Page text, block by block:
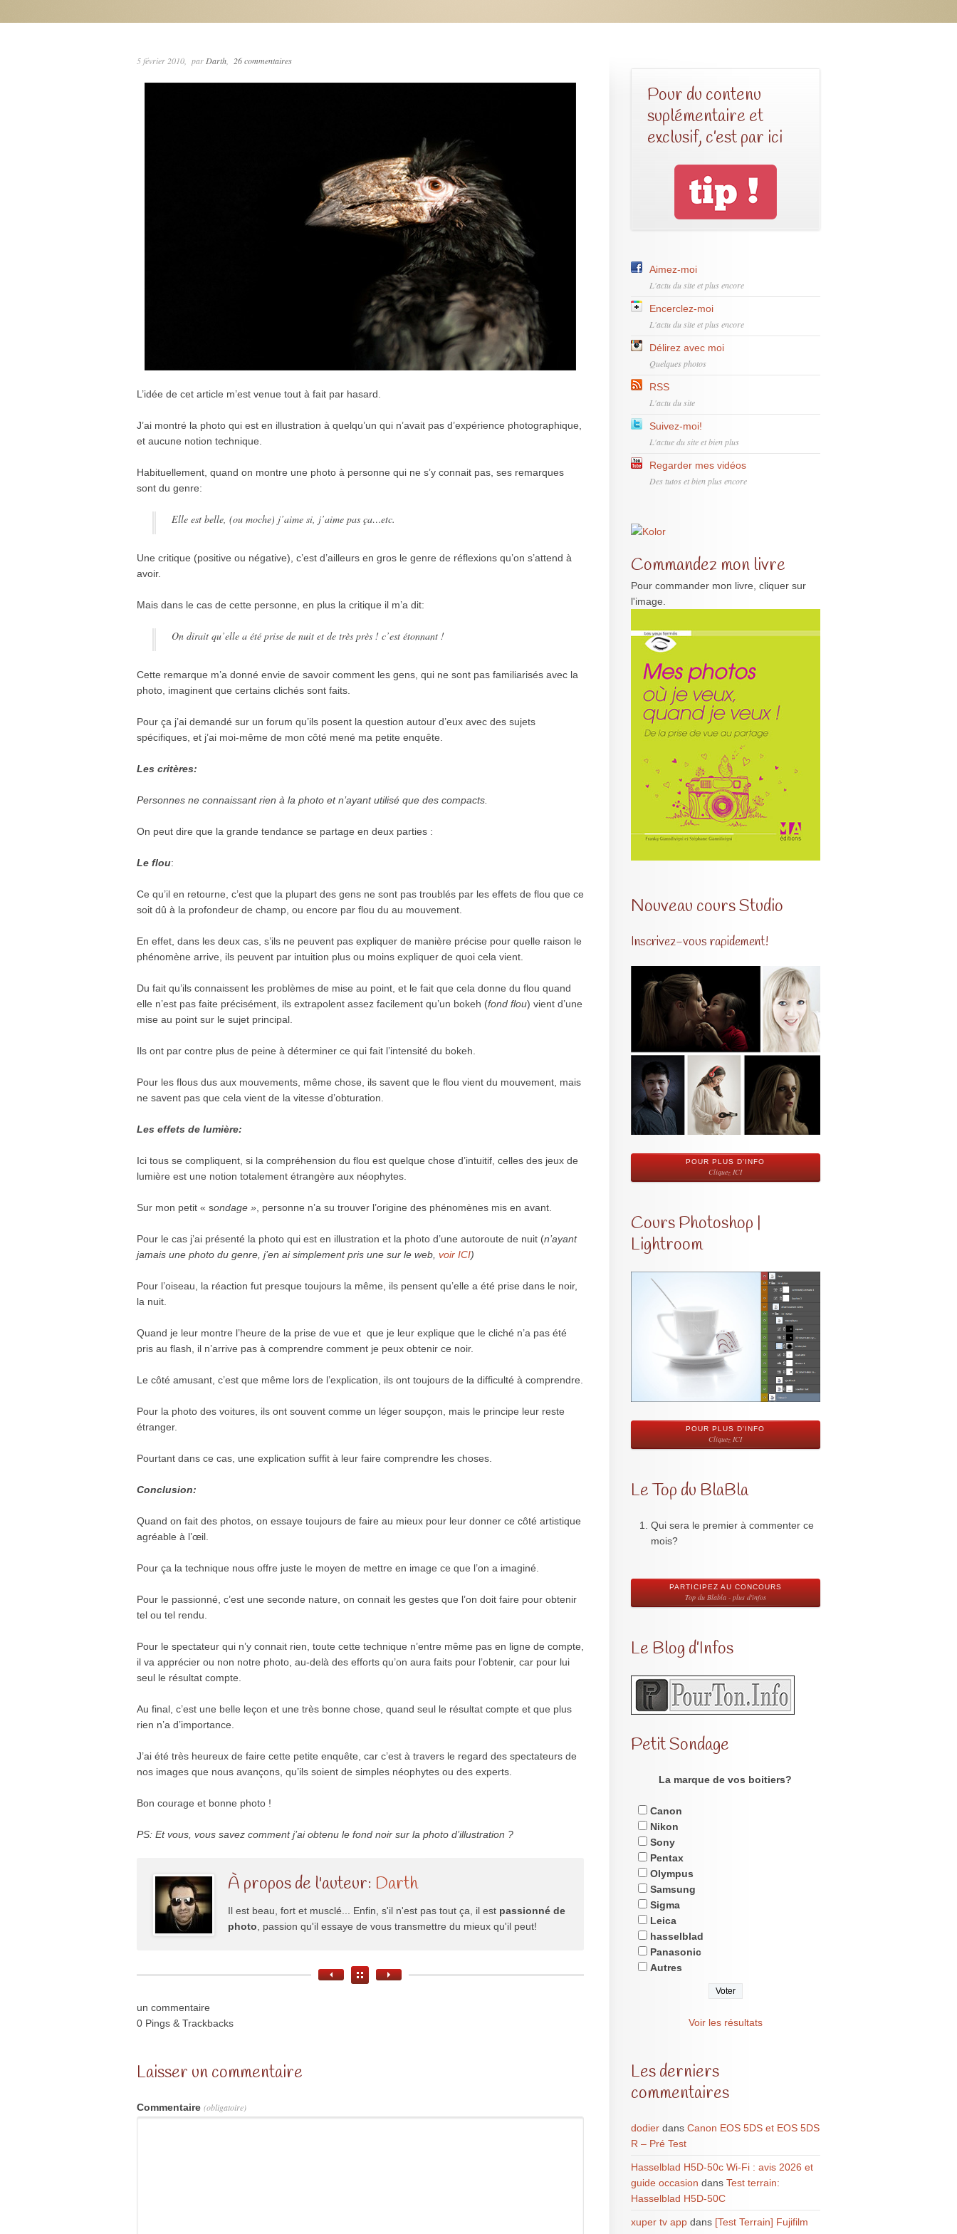
5 février 2010 par Darth 26 commentaires
L’idée de cet article m’est venue tout à fait par hasard.
J’ai montré la photo qui est en illustration à quelqu’un qui n’avait pas d’expérience photographique,
et aucune notion technique.
Habituellement, quand on montre une photo à personne qui ne s’y connait pas, ses remarques
sont du genre:
Elle est belle, (ou moche) j’aime si, j’aime pas ça…etc.
Une critique (positive ou négative), c’est d’ailleurs en gros le genre de réflexions qu’on s’attend à
avoir.
Mais dans le cas de cette personne, en plus la critique il m’a dit:
On dirait qu’elle a été prise de nuit et de très près ! c’est étonnant !
Cette remarque m’a donné envie de savoir comment les gens, qui ne sont pas familiarisés avec la
photo, imaginent que certains clichés sont faits.
Pour ça j’ai demandé sur un forum qu’ils posent la question autour d’eux avec des sujets
spécifiques, et j’ai moi-même de mon côté mené ma petite enquête.
Les critères:
Personnes ne connaissant rien à la photo et n’ayant utilisé que des compacts.
On peut dire que la grande tendance se partage en deux parties :
Le flou:
Ce qu’il en retourne, c’est que la plupart des gens ne sont pas troublés par les effets de flou que ce
soit dû à la profondeur de champ, ou encore par flou du au mouvement.
En effet, dans les deux cas, s’ils ne peuvent pas expliquer de manière précise pour quelle raison le
phénomène arrive, ils peuvent par intuition plus ou moins expliquer de quoi cela vient.
Du fait qu’ils connaissent les problèmes de mise au point, et le fait que cela donne du flou quand
elle n’est pas faite précisément, ils extrapolent assez facilement qu’un bokeh (fond flou) vient d’une
mise au point sur le sujet principal.
Ils ont par contre plus de peine à déterminer ce qui fait l’intensité du bokeh.
Pour les flous dus aux mouvements, même chose, ils savent que le flou vient du mouvement, mais
ne savent pas que cela vient de la vitesse d’obturation.
Les effets de lumière:
Ici tous se compliquent, si la compréhension du flou est quelque chose d’intuitif, celles des jeux de
lumière est une notion totalement étrangère aux néophytes.
Sur mon petit « sondage » , personne n’a su trouver l’origine des phénomènes mis en avant.
Pour le cas j’ai présenté la photo qui est en illustration et la photo d’une autoroute de nuit (n’ayant
jamais une photo du genre, j’en ai simplement pris une sur le web, voir ICI)
Pour l’oiseau, la réaction fut presque toujours la même, ils pensent qu’elle a été prise dans le noir,
la nuit.
Quand je leur montre l’heure de la prise de vue et que je leur explique que le cliché n’a pas été
pris au flash, il n’arrive pas à comprendre comment je peux obtenir ce noir.
Le côté amusant, c’est que même lors de l’explication, ils ont toujours de la difficulté à comprendre.
Pour la photo des voitures, ils ont souvent comme un léger soupçon, mais le principe leur reste
étranger.
Pourtant dans ce cas, une explication suffit à leur faire comprendre les choses.
Conclusion:
Quand on fait des photos, on essaye toujours de faire au mieux pour leur donner ce côté artistique
agréable à l’œil.
Pour ça la technique nous offre juste le moyen de mettre en image ce que l’on a imaginé.
Pour le passionné, c’est une seconde nature, on connait les gestes que l’on doit faire pour obtenir
tel ou tel rendu.
Pour le spectateur qui n’y connait rien, toute cette technique n’entre même pas en ligne de compte,
il va apprécier ou non notre photo, au-delà des efforts qu’on aura faits pour l’obtenir, car pour lui
seul le résultat compte.
Au final, c’est une belle leçon et une très bonne chose, quand seul le résultat compte et que plus
rien n’a d’importance.
J’ai été très heureux de faire cette petite enquête, car c’est à travers le regard des spectateurs de
nos images que nous avançons, qu’ils soient de simples néophytes ou des experts.
Bon courage et bonne photo !
PS: Et vous, vous savez comment j’ai obtenu le fond noir sur la photo d’illustration ?
À propos de l'auteur: Darth
Il est beau, fort et musclé... Enfin, s'il n'est pas tout ça, il est passionné de
photo , passion qu'il essaye de vous transmettre du mieux qu'il peut!
un commentaire
0 Pings & Trackbacks
Laisser un commentaire
Commentaire (obligatoire)
Pour du contenu
suplémentaire et
exclusif, c’est par ici
Aimez-moi
L'actu du site et plus encore
Encerclez-moi
L'actu du site et plus encore
Délirez avec moi
Quelques photos
RSS
L'actu du site
Suivez-moi!
L'actue du site et bien plus
Regarder mes vidéos
Des tutos et bien plus encore
Commandez mon livre
Pour commander mon livre, cliquer sur
l'image.
Nouveau cours Studio
Inscrivez-vous rapidement!
POUR PLUS D'INFO
Cliquez ICI
Cours Photoshop |
Lightroom
POUR PLUS D'INFO
Cliquez ICI
Le Top du BlaBla
Qui sera le premier à commenter ce
mois?
PARTICIPEZ AU CONCOURS
Top du Blabla - plus d'infos
Le Blog d’Infos
Petit Sondage
La marque de vos boitiers?
Canon
Nikon
Sony
Pentax
Olympus
Samsung
Sigma
Leica
hasselblad
Panasonic
Autres
Voir les résultats
Les derniers
commentaires
dodierdans Canon EOS 5DS et EOS 5DS
R – Pré Test
Hasselblad H5D-50c Wi-Fi : avis 2026 et
guide occasion dans Test terrain:
Hasselblad H5D-50C
xuper tv appdans [Test Terrain] Fujifilm